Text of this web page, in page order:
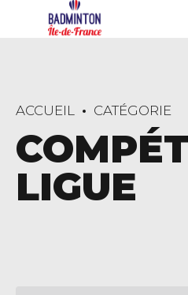
ACCUEIL CATÉGORIE
LIGUE